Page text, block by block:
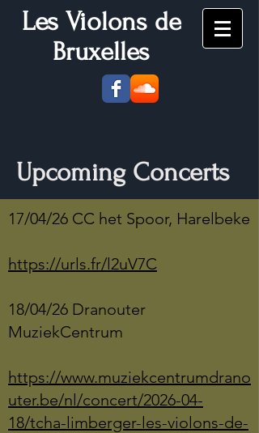
Les Violons de
Bruxelles
Upcoming Concerts
17/04/26 CC het Spoor, Harelbeke
https://urls.fr/l2uV7C
18/04/26 Dranouter
MuziekCentrum
https://www.muziekcentrumdrano
uter.be/nl/concert/2026-04-
18/tcha-limberger-les-violons-de-